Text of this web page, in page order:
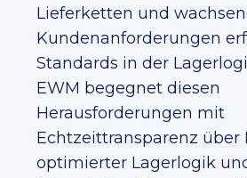
Lieferketten und
Kundenanforderungen
Standards in der
EWM begegnet diesen
Herausforderungen mit
Echtzeittransparenz über
optimierter Lagerlogik